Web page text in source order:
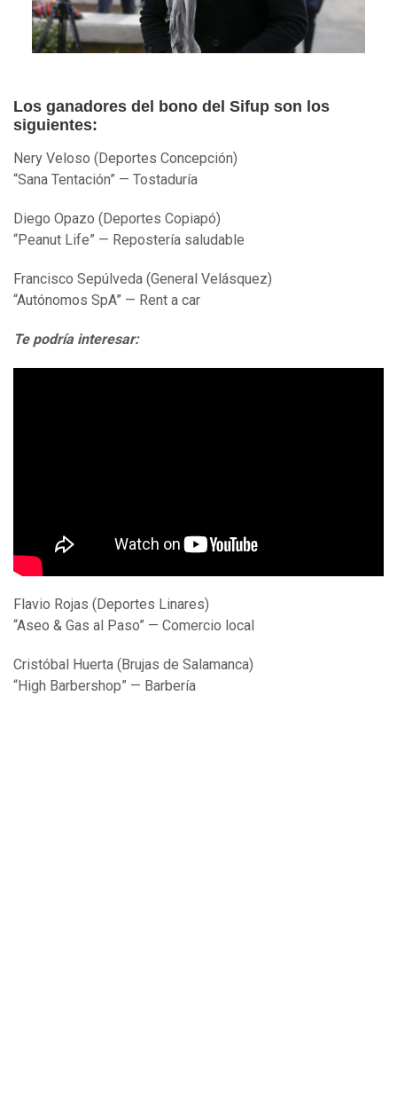
Los ganadores del bono del Sifup son los
siguientes:
Nery Veloso (Deportes Concepción)
“Sana Tentación” — Tostaduría
Diego Opazo (Deportes Copiapó)
“Peanut Life” — Repostería saludable
Francisco Sepúlveda (General Velásquez)
“Autónomos SpA” — Rent a car
Te podría interesar:
Flavio Rojas (Deportes Linares)
“Aseo & Gas al Paso” — Comercio local
Cristóbal Huerta (Brujas de Salamanca)
“High Barbershop” — Barbería